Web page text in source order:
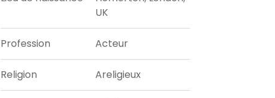
UK
Profession Acteur
Religion Areligieux